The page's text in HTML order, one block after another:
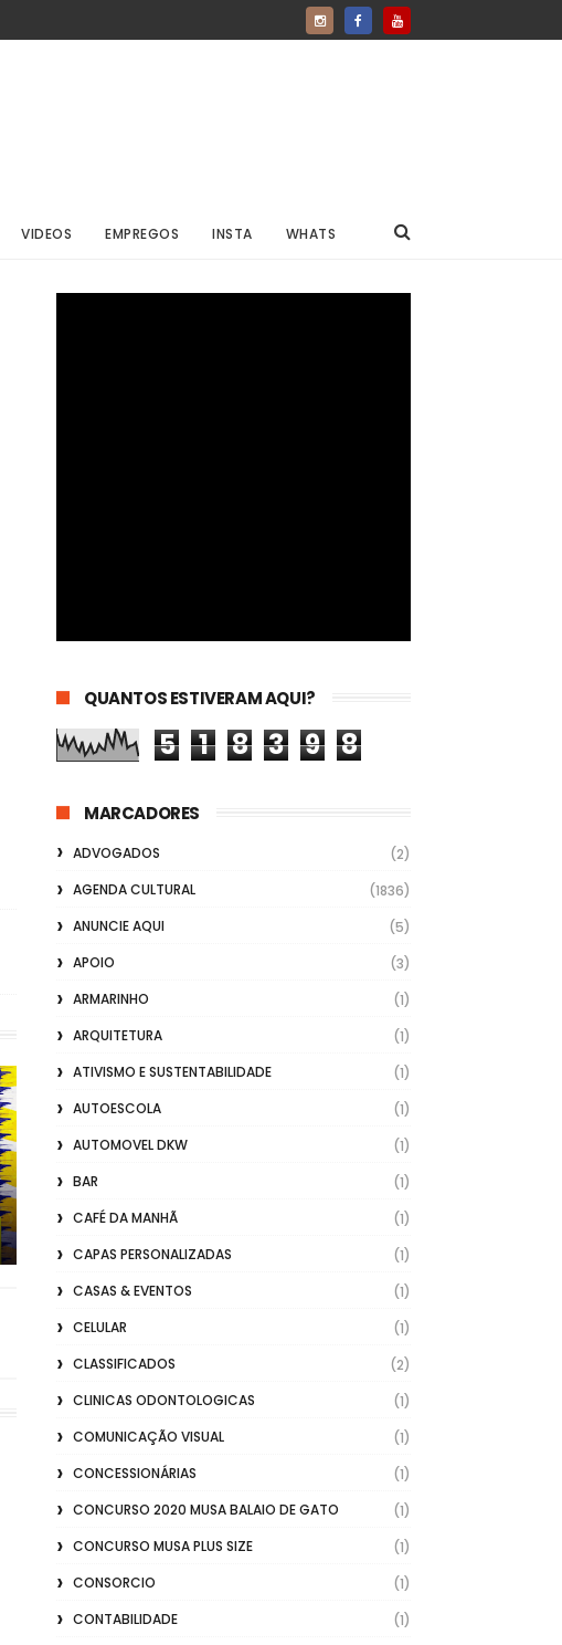
VIDEOS EMPREGOS INSTA WHATS
QUANTOS ESTIVERAM AQUI?
5 1 8 3 9 8
MARCADORES
ADVOGADOS
(2)
AGENDA CULTURAL
(1836)
ANUNCIE AQUI
(5)
APOIO
(3)
ARMARINHO
(1)
ARQUITETURA
(1)
ATIVISMO E SUSTENTABILIDADE
(1)
AUTOESCOLA
(1)
AUTOMOVEL DKW
(1)
BAR
(1)
CAFÉ DA MANHÃ
(1)
CAPAS PERSONALIZADAS
(1)
CASAS & EVENTOS
(1)
CELULAR
(1)
CLASSIFICADOS
(2)
CLINICAS ODONTOLOGICAS
(1)
COMUNICAÇÃO VISUAL
(1)
CONCESSIONÁRIAS
(1)
CONCURSO 2020 MUSA BALAIO DE GATO
(1)
CONCURSO MUSA PLUS SIZE
(1)
CONSORCIO
(1)
CONTABILIDADE
(1)